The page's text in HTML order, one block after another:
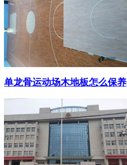
单龙骨运动场木地板怎么保养